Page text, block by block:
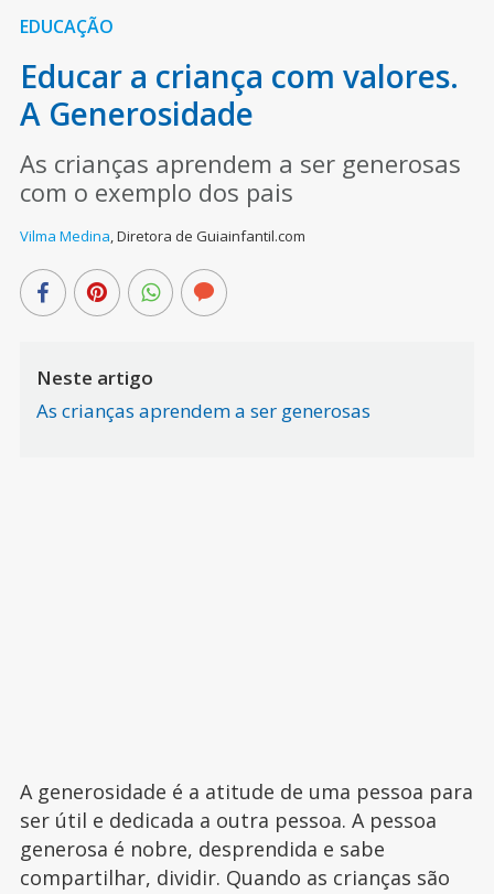
EDUCAÇÃO
Educar a criança com valores.
A Generosidade
As crianças aprendem a ser generosas
com o exemplo dos pais
Vilma Medina,Diretora de Guiainfantil.com
Neste artigo
As crianças aprendem a ser generosas
A generosidade é a atitude de uma pessoa para
ser útil e dedicada a outra pessoa. A pessoa
generosa é nobre, desprendida e sabe
compartilhar, dividir. Quando as crianças são